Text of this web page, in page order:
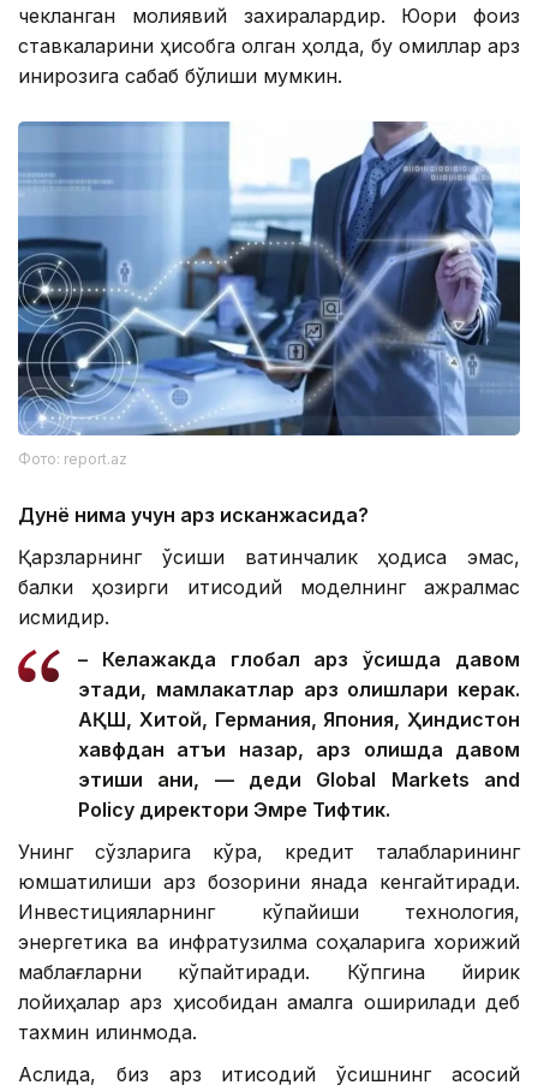
чекланган молиявий захиралардир. Юқори фоиз
ставкаларини ҳисобга олган ҳолда, бу омиллар қарз
инқирозига сабаб бўлиши мумкин.
Фото: report.az
Дунё нима учун қарз исканжасида?
Қарзларнинг ўсиши вақтинчалик ҳодиса эмас,
балки ҳозирги иқтисодий моделнинг ажралмас
қисмидир.
– Келажакда глобал қарз ўсишда давом
этади, мамлакатлар қарз олишлари керак.
АҚШ, Хитой, Германия, Япония, Ҳиндистон
хавфдан қатъи назар, қарз олишда давом
этиши аниқ, — деди Global Markets and
Policy директори Эмре Тифтик.
Унинг сўзларига кўра, кредит талабларининг
юмшатилиши қарз бозорини янада кенгайтиради.
Инвестицияларнинг кўпайиши технология,
энергетика ва инфратузилма соҳаларига хорижий
маблағларни кўпайтиради. Кўпгина йирик
лойиҳалар қарз ҳисобидан амалга оширилади деб
тахмин қилинмоқда.
Аслида, биз қарз иқтисодий ўсишнинг асосий